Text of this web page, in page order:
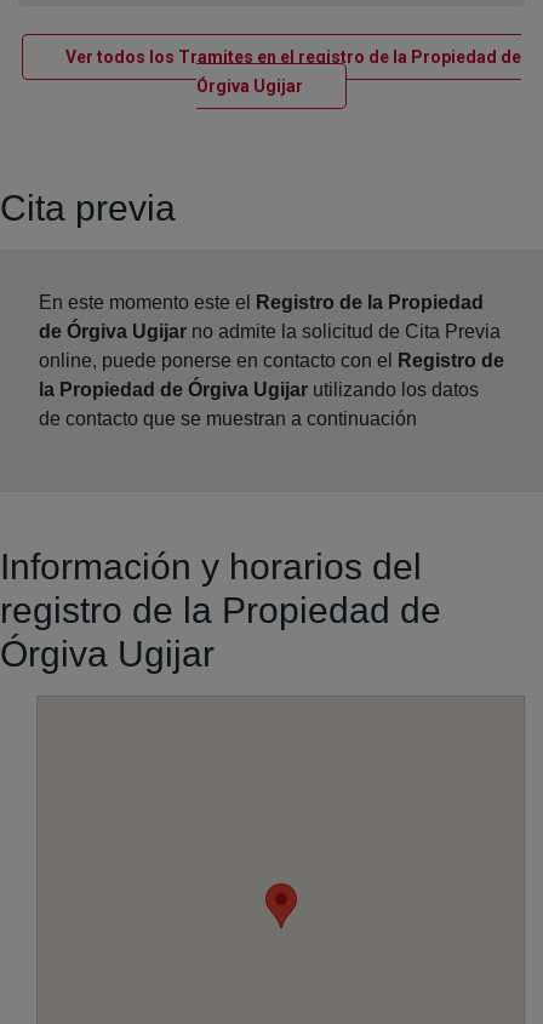
Ver todos los Tramites en el registro de la Propiedad de
Órgiva Ugijar Ventana nueva
Cita previa
En este momento este el
Registro de la Propiedad
de Órgiva Ugijar no admite la solicitud de Cita Previa
online, puede ponerse en contacto con el
Registro de
la Propiedad de Órgiva Ugijar utilizando los datos
de contacto que se muestran a continuación
Información y horarios del
registro de la Propiedad de
Órgiva Ugijar